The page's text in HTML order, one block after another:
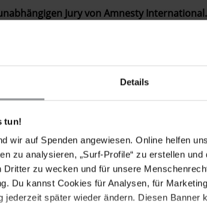
Details
tun!
wir auf Spenden angewiesen. Online helfen
zu analysieren, „Surf-Profile“ zu erstellen
Dritter zu wecken und für unsere
Du kannst Cookies für Analysen, für
jederzeit später wieder ändern. Diesen
Jury von Amnesty
die sich seit jeher für
jeglicher Art auf diese Missstände
Menschenrechtsfilme
Dokumentation bis zum großen Spielfilm.
von Filmen, die an das Thema ganz
und mutig die Missstände
muss ein Film über solche
Denn nur so wird eine fruchtbare